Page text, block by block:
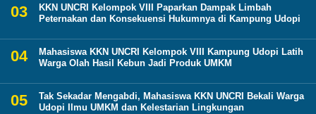
KKN UNCRI Kelompok VIII Paparkan Dampak Limbah
Peternakan dan Konsekuensi Hukumnya di Kampung Udopi
Mahasiswa KKN UNCRI Kelompok VIII Kampung Udopi Latih
Warga Olah Hasil Kebun Jadi Produk UMKM
Tak Sekadar Mengabdi, Mahasiswa KKN UNCRI Bekali Warga
Udopi Ilmu UMKM dan Kelestarian Lingkungan